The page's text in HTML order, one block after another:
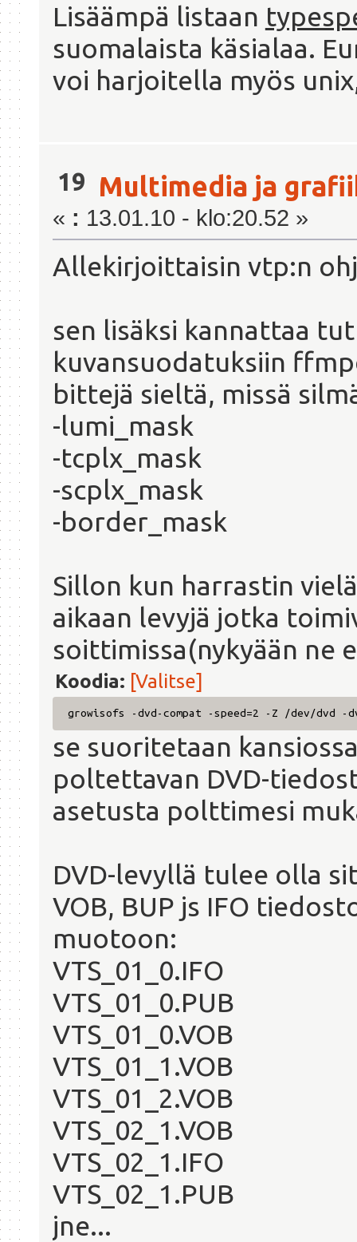
Lisäämpä listaan
suomalaista käsialaa.
voi harjoitella myös
19 Multimedia ja
« : 13.01.10 - klo:20.52 »
Allekirjoittaisin vtp:n
sen lisäksi kannattaa
kuvansuodatuksiin
bittejä sieltä, missä
-lumi_mask
-tcplx_mask
-scplx_mask
-border_mask
Sillon kun harrastin
aikaan levyjä jotka
soittimissa(nykyään ne
Koodia: [Valitse]
growisofs -dvd-compat -speed=2 -Z /dev/dvd -
se suoritetaan
poltettavan DVD-
asetusta polttimesi
DVD-levyllä tulee olla
VOB, BUP js IFO
muotoon:
VTS_01_0.IFO
VTS_01_0.PUB
VTS_01_0.VOB
VTS_01_1.VOB
VTS_01_2.VOB
VTS_02_1.VOB
VTS_02_1.IFO
VTS_02_1.PUB
jne...